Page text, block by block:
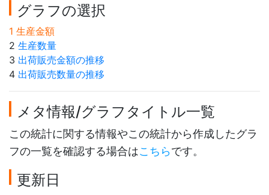
グラフの選択
1 生産金額
2 生産数量
3 出荷販売金額の推移
4 出荷販売数量の推移
メタ情報/グラフタイトル一覧
この統計に関する情報やこの統計から作成したグラ
フの一覧を確認する場合はこちらです。
更新日